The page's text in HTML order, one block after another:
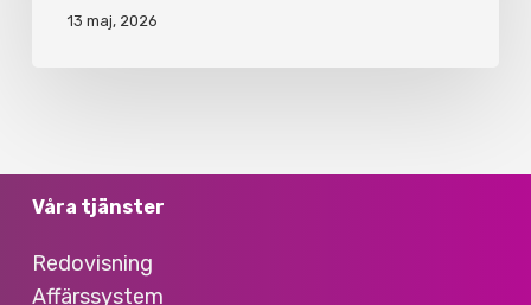
13 maj, 2026
Våra tjänster
Redovisning
Affärssystem